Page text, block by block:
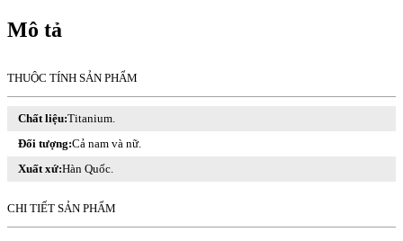
Bấm
Lỗ
Titan
Không
Đen
TT
lượng
Mô tả
THUỘC TÍNH SẢN PHẨM
Chất liệu:Titanium.
Đối tượng:Cả nam và nữ.
Xuất xứ:Hàn Quốc.
CHI TIẾT SẢN PHẨM